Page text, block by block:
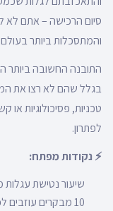
סיום הרכישה – אתם לא
והמתסכלות ביותר
התובנה החשובה ביותר
בגלל שהם לא רצו את
טכניות, פסיכולוגיות
לפתרון.
⚡ נקודות מפתח:
10 מבקרים עוזבים לפני סיום הרכישה